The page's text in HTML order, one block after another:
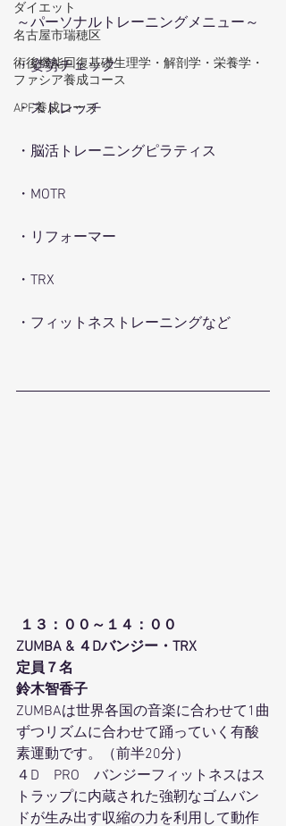
ダイエット
名古屋市瑞穂区
術後機能回復基礎生理学・解剖学・栄養学・
ファシア養成コース
APF養成コース
～パーソナルトレーニングメニュー～
・姿勢チェック
・ストレッチ
・脳活トレーニングピラティス
・MOTR
・リフォーマー
・TRX
・フィットネストレーニングなど
１３：００～１４：００
ZUMBA & ４Dバンジー・TRX
定員７名
鈴木智香子
ZUMBAは世界各国の音楽に合わせて1曲
ずつリズムに合わせて踊っていく有酸
素運動です。（前半20分）
４D　PRO　バンジーフィットネスはス
トラップに内蔵された強靭なゴムバン
ドが生み出す収縮の力を利用して動作